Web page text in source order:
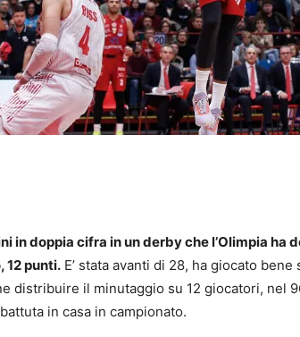
in doppia cifra in un derby che l’Olimpia ha
12 punti. E’ stata avanti di 28, ha giocato
distribuire il minutaggio su 12 giocatori, nel
in casa in campionato.